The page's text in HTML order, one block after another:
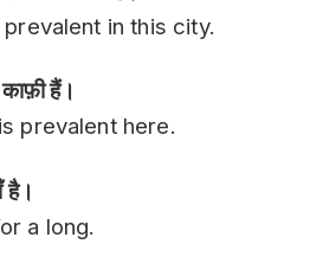
in this city.
हैं।
prevalent here.
है।
a long.